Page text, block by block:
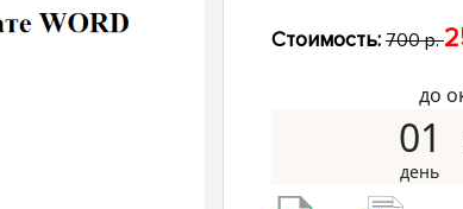
Стоимость: 700 р.
до
01